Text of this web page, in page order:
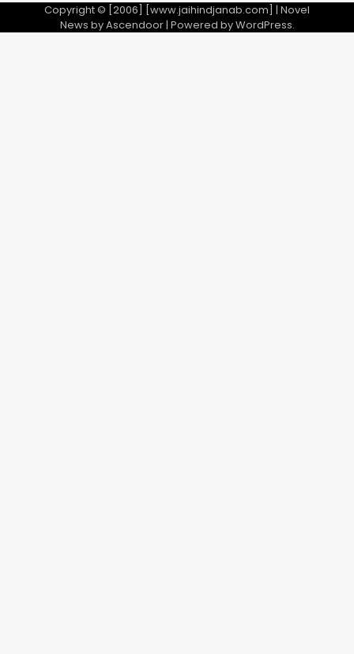
Copyright © [2006] [www.jaihindjanab.com] | Novel
News byAscendoor| Powered byWordPress.